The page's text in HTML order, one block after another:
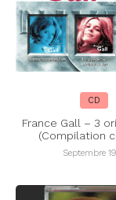
CD
France Gall – 3
(Compilation
Septembre